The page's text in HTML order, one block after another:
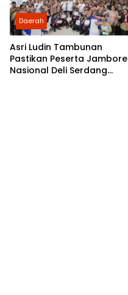
Daerah
Asri Ludin Tambunan
Pastikan Peserta Jambore
Nasional Deli Serdang